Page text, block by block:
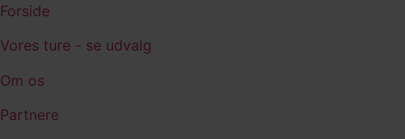
Forside
Vores ture - se udvalg
Om os
Partnere